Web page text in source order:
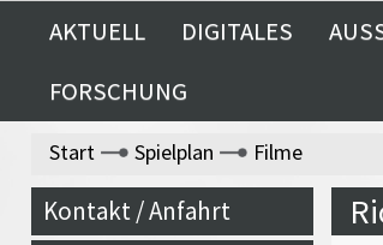
AKTUELL DIGITALES
FORSCHUNG
Start Spielplan Filme
Kontakt / Anfahrt